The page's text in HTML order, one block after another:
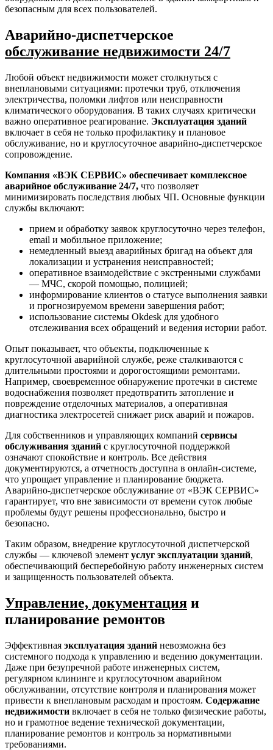
безопасным для всех пользователей.
Аварийно-диспетчерское
обслуживание недвижимости 24/7
Любой объект недвижимости может столкнуться с
внеплановыми ситуациями: протечки труб, отключения
электричества, поломки лифтов или неисправности
климатического оборудования. В таких случаях критически
важно оперативное реагирование. Эксплуатация зданий
включает в себя не только профилактику и плановое
обслуживание, но и круглосуточное аварийно-диспетчерское
сопровождение.
Компания «ВЭК СЕРВИС» обеспечивает комплексное
аварийное обслуживание 24/7, что позволяет
минимизировать последствия любых ЧП. Основные функции
службы включают:
прием и обработку заявок круглосуточно через телефон,
email и мобильное приложение;
немедленный выезд аварийных бригад на объект для
локализации и устранения неисправностей;
оперативное взаимодействие с экстренными службами
— МЧС, скорой помощью, полицией;
информирование клиентов о статусе выполнения заявки
и прогнозируемом времени завершения работ;
использование системы Okdesk для удобного
отслеживания всех обращений и ведения истории работ.
Опыт показывает, что объекты, подключенные к
круглосуточной аварийной службе, реже сталкиваются с
длительными простоями и дорогостоящими ремонтами.
Например, своевременное обнаружение протечки в системе
водоснабжения позволяет предотвратить затопление и
повреждение отделочных материалов, а оперативная
диагностика электросетей снижает риск аварий и пожаров.
Для собственников и управляющих компаний сервисы
обслуживания зданий с круглосуточной поддержкой
означают спокойствие и контроль. Все действия
документируются, а отчетность доступна в онлайн-системе,
что упрощает управление и планирование бюджета.
Аварийно-диспетчерское обслуживание от «ВЭК СЕРВИС»
гарантирует, что вне зависимости от времени суток любые
проблемы будут решены профессионально, быстро и
безопасно.
Таким образом, внедрение круглосуточной диспетчерской
службы — ключевой элемент услуг эксплуатации зданий,
обеспечивающий бесперебойную работу инженерных систем
и защищенность пользователей объекта.
Управление, документация и
планирование ремонтов
Эффективная эксплуатация зданий невозможна без
системного подхода к управлению и ведению документации.
Даже при безупречной работе инженерных систем,
регулярном клининге и круглосуточном аварийном
обслуживании, отсутствие контроля и планирования может
привести к внеплановым расходам и простоям. Содержание
недвижимости включает в себя не только физические работы,
но и грамотное ведение технической документации,
планирование ремонтов и контроль за нормативными
требованиями.